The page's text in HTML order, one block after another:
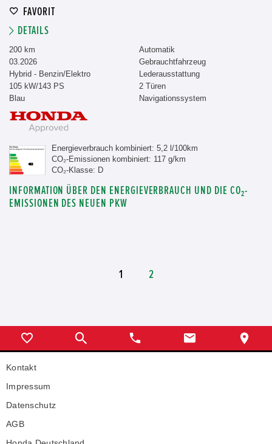
FAVORIT
DETAILS
200 km
03.2026
Hybrid - Benzin/Elektro
105 kW/143 PS
Blau
Automatik
Gebrauchtfahrzeug
Lederausstattung
2 Türen
Navigationssystem
Energieverbrauch kombiniert: 5,2 l/100km
CO₂-Emissionen kombiniert: 117 g/km
CO₂-Klasse: D
INFORMATION ÜBER DEN ENERGIEVERBRAUCH UND DIE CO₂-
EMISSIONEN DES NEUEN PKW
1 2
Kontakt
Impressum
Datenschutz
AGB